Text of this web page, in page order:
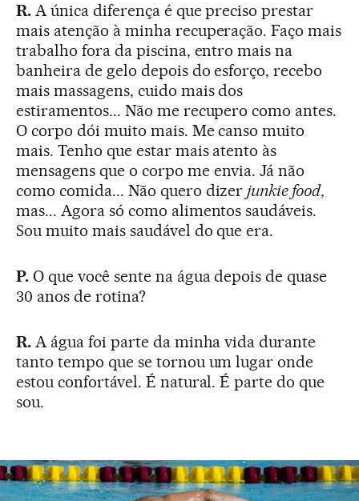
R. A única diferença é que preciso prestar
mais atenção à minha recuperação. Faço mais
trabalho fora da piscina, entro mais na
banheira de gelo depois do esforço, recebo
mais massagens, cuido mais dos
estiramentos... Não me recupero como antes.
O corpo dói muito mais. Me canso muito
mais. Tenho que estar mais atento às
mensagens que o corpo me envia. Já não
como comida... Não quero dizerjunkie food,
mas... Agora só como alimentos saudáveis.
Sou muito mais saudável do que era.
P. O que você sente na água depois de quase
30 anos de rotina?
R. A água foi parte da minha vida durante
tanto tempo que se tornou um lugar onde
estou confortável. É natural. É parte do que
sou.